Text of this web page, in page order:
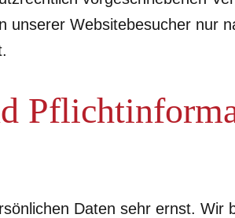
unserer Websitebesucher nur
Daten sehr ernst. Wir